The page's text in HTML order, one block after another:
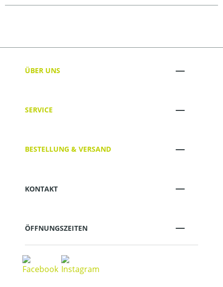
ÜBER UNS
SERVICE
BESTELLUNG & VERSAND
KONTAKT
ÖFFNUNGSZEITEN